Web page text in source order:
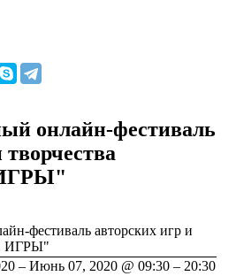
онлайн-фестиваль
фестиваль авторских игр и
ИГРЫ"
– Июнь 07, 2020 @ 09:30 – 20:30